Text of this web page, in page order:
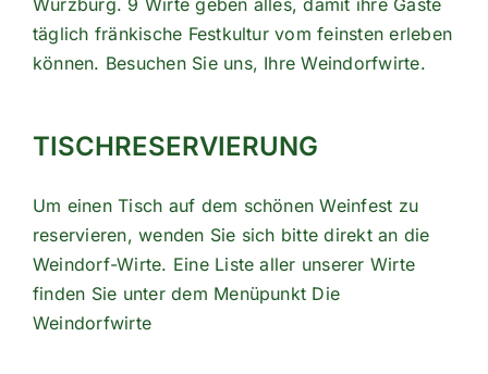
Würzburg. 9 Wirte geben alles, damit ihre Gäste
täglich fränkische Festkultur vom feinsten erleben
können. Besuchen Sie uns, Ihre Weindorfwirte.
TISCHRESERVIERUNG
Um einen Tisch auf dem schönen Weinfest zu
reservieren, wenden Sie sich bitte direkt an die
Weindorf-Wirte. Eine Liste aller unserer Wirte
finden Sie unter dem Menüpunkt Die
Weindorfwirte